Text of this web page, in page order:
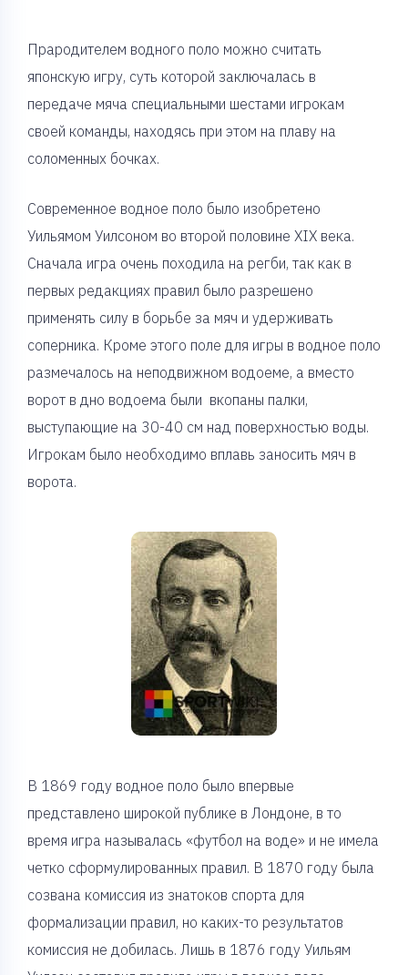
Прародителем водного поло можно считать
японскую игру, суть которой заключалась в
передаче мяча специальными шестами игрокам
своей команды, находясь при этом на плаву на
соломенных бочках.
Современное водное поло было изобретено
Уильямом Уилсоном во второй половине XIX века.
Сначала игра очень походила на регби, так как в
первых редакциях правил было разрешено
применять силу в борьбе за мяч и удерживать
соперника. Кроме этого поле для игры в водное поло
размечалось на неподвижном водоеме, а вместо
ворот в дно водоема были вкопаны палки,
выступающие на 30-40 см над поверхностью воды.
Игрокам было необходимо вплавь заносить мяч в
ворота.
В 1869 году водное поло было впервые
представлено широкой публике в Лондоне, в то
время игра называлась «футбол на воде» и не имела
четко сформулированных правил. В 1870 году была
созвана комиссия из знатоков спорта для
формализации правил, но каких-то результатов
комиссия не добилась. Лишь в 1876 году Уильям